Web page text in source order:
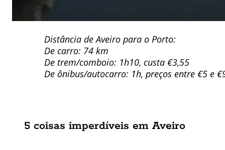
Distância de Aveiro para o Porto:
De carro: 74 km
De trem/comboio: 1h10, custa €3,55
De ônibus/autocarro: 1h, preços entre €5 e
5 coisas imperdíveis em Aveiro